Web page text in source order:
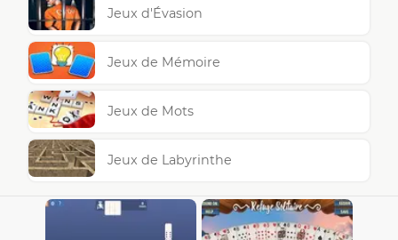
Jeux d'Évasion
Jeux de Mémoire
Jeux de Mots
Jeux de Labyrinthe